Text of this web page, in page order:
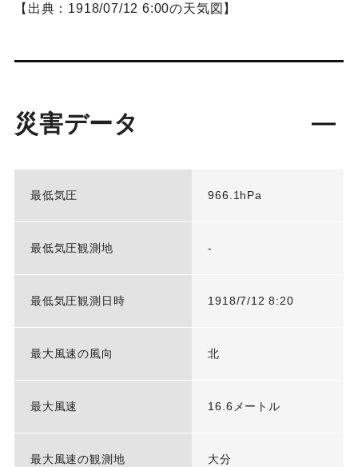
【出典：1918/07/12 6:00の天気図】
災害データ
最低気圧 966.1hPa
最低気圧観測地 -
最低気圧観測日時 1918/7/12 8:20
最大風速の風向 北
最大風速 16.6メートル
最大風速の観測地 大分